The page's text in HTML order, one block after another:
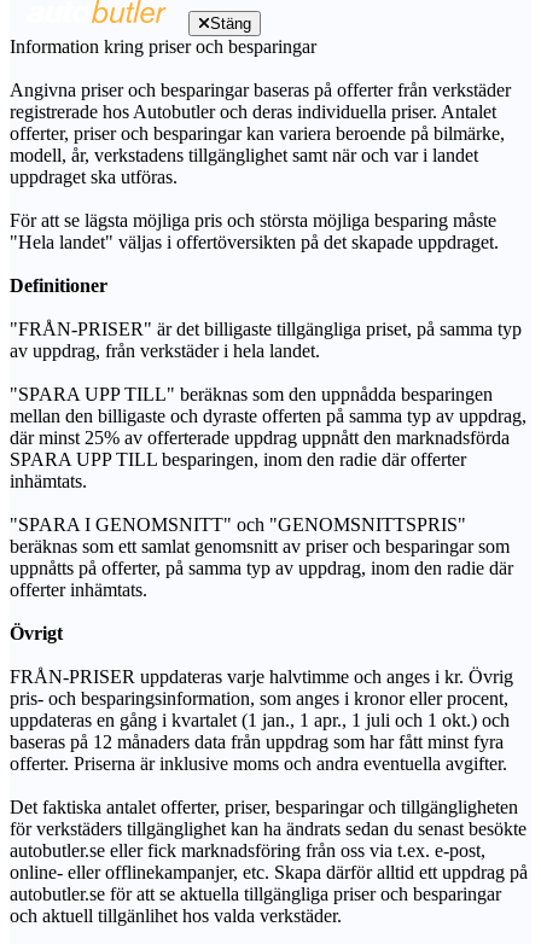
Stäng
Information kring priser och besparingar
Angivna priser och besparingar baseras på offerter från verkstäder
registrerade hos Autobutler och deras individuella priser. Antalet
offerter, priser och besparingar kan variera beroende på bilmärke,
modell, år, verkstadens tillgänglighet samt när och var i landet
uppdraget ska utföras.
För att se lägsta möjliga pris och största möjliga besparing måste
"Hela landet" väljas i offertöversikten på det skapade uppdraget.
Definitioner
"FRÅN-PRISER" är det billigaste tillgängliga priset, på samma typ
av uppdrag, från verkstäder i hela landet.
"SPARA UPP TILL" beräknas som den uppnådda besparingen
mellan den billigaste och dyraste offerten på samma typ av uppdrag,
där minst 25% av offerterade uppdrag uppnått den marknadsförda
SPARA UPP TILL besparingen, inom den radie där offerter
inhämtats.
"SPARA I GENOMSNITT" och "GENOMSNITTSPRIS"
beräknas som ett samlat genomsnitt av priser och besparingar som
uppnåtts på offerter, på samma typ av uppdrag, inom den radie där
offerter inhämtats.
Övrigt
FRÅN-PRISER uppdateras varje halvtimme och anges i kr. Övrig
pris- och besparingsinformation, som anges i kronor eller procent,
uppdateras en gång i kvartalet (1 jan., 1 apr., 1 juli och 1 okt.) och
baseras på 12 månaders data från uppdrag som har fått minst fyra
offerter. Priserna är inklusive moms och andra eventuella avgifter.
Det faktiska antalet offerter, priser, besparingar och tillgängligheten
för verkstäders tillgänglighet kan ha ändrats sedan du senast besökte
autobutler.se eller fick marknadsföring från oss via t.ex. e-post,
online- eller offlinekampanjer, etc. Skapa därför alltid ett uppdrag på
autobutler.se för att se aktuella tillgängliga priser och besparingar
och aktuell tillgänlihet hos valda verkstäder.